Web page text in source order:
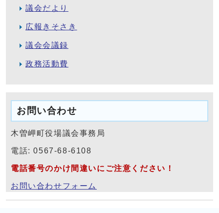
議会だより
広報きそさき
議会会議録
政務活動費
お問い合わせ
木曽岬町役場議会事務局
電話: 0567-68-6108
電話番号のかけ間違いにご注意ください！
お問い合わせフォーム